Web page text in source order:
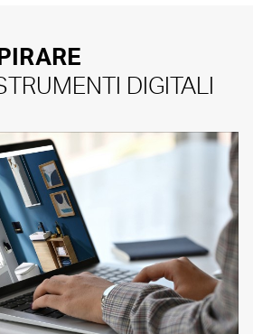
DIGITALI